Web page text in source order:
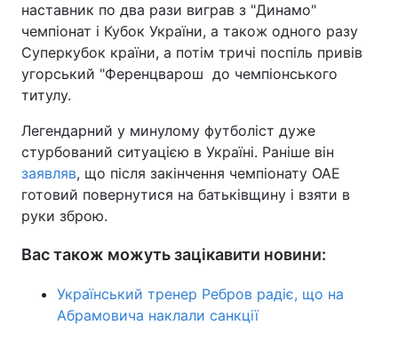
Тема оформлення
наставник по два рази виграв з "Динамо"
чемпіонат і Кубок України, а також одного разу
Суперкубок країни, а потім тричі поспіль привів
угорський "Ференцварош до чемпіонського
титулу.
Легендарний у минулому футболіст дуже
стурбований ситуацією в Україні. Раніше він
заявляв, що після закінчення чемпіонату ОАЕ
готовий повернутися на батьківщину і взяти в
руки зброю.
Вас також можуть зацікавити новини:
Український тренер Ребров радіє, що на
Абрамовича наклали санкції